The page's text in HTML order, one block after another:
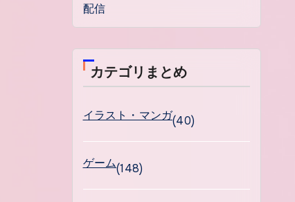
配信
カテゴリまとめ
イラスト・マンガ(40)
ゲーム(148)